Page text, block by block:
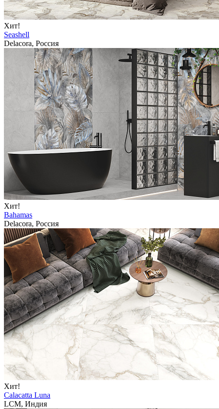
Хит!
Seashell
Delacora, Россия
Хит!
Bahamas
Delacora, Россия
Хит!
Calacatta Luna
LCM, Индия